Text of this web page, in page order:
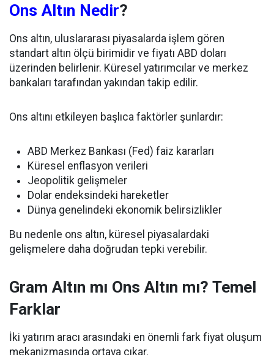
Ons Altın Nedir?
Ons altın, uluslararası piyasalarda işlem gören
standart altın ölçü birimidir ve fiyatı ABD doları
üzerinden belirlenir. Küresel yatırımcılar ve merkez
bankaları tarafından yakından takip edilir.
Ons altını etkileyen başlıca faktörler şunlardır:
ABD Merkez Bankası (Fed) faiz kararları
Küresel enflasyon verileri
Jeopolitik gelişmeler
Dolar endeksindeki hareketler
Dünya genelindeki ekonomik belirsizlikler
Bu nedenle ons altın, küresel piyasalardaki
gelişmelere daha doğrudan tepki verebilir.
Gram Altın mı Ons Altın mı? Temel
Farklar
İki yatırım aracı arasındaki en önemli fark fiyat oluşum
mekanizmasında ortaya çıkar.